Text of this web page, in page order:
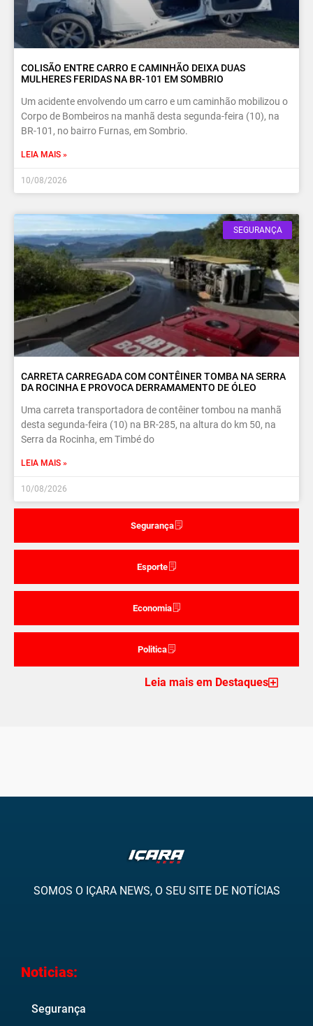
Segurança
Esporte
Economia
Politica
COLISÃO ENTRE CARRO E CAMINHÃO DEIXA DUAS
MULHERES FERIDAS NA BR-101 EM SOMBRIO
Um acidente envolvendo um carro e um caminhão mobilizou o
Corpo de Bombeiros na manhã desta segunda-feira (10), na
BR-101, no bairro Furnas, em Sombrio.
LEIA MAIS »
10/08/2026
SEGURANÇA
CARRETA CARREGADA COM CONTÊINER TOMBA NA SERRA
DA ROCINHA E PROVOCA DERRAMAMENTO DE ÓLEO
Uma carreta transportadora de contêiner tombou na manhã
desta segunda-feira (10) na BR-285, na altura do km 50, na
Serra da Rocinha, em Timbé do
LEIA MAIS »
10/08/2026
Leia mais em Destaques
SOMOS O IÇARA NEWS, O SEU SITE DE NOTÍCIAS
Noticias:
Segurança